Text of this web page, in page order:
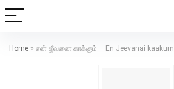
Home » என் ஜீவனை காக்கும் – En Jeevanai kaakum